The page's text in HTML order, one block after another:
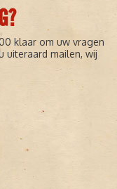
klaar om uw vragen
uiteraard mailen, wij